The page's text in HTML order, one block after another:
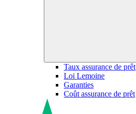
Taux assurance de prêt
Loi Lemoine
Garanties
Coût assurance de prêt